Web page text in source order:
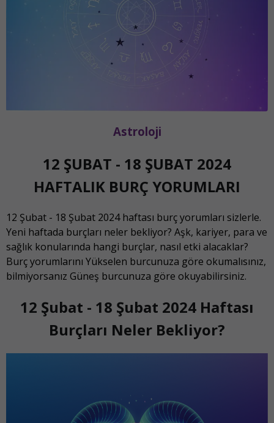
Astroloji
12 ŞUBAT - 18 ŞUBAT 2024
HAFTALIK BURÇ YORUMLARI
12 Şubat - 18 Şubat 2024 haftası burç yorumları sizlerle.
Yeni haftada burçları neler bekliyor? Aşk, kariyer, para ve
sağlık konularında hangi burçlar, nasıl etki alacaklar?
Burç yorumlarını Yükselen burcunuza göre okumalısınız,
bilmiyorsanız Güneş burcunuza göre okuyabilirsiniz.
12 Şubat - 18 Şubat 2024 Haftası
Burçları Neler Bekliyor?